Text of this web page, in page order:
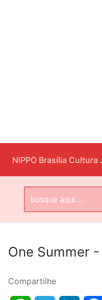
para
o
conteúdo
NIPPO Brasília Cultura
por:
One Summer
Compartilhe